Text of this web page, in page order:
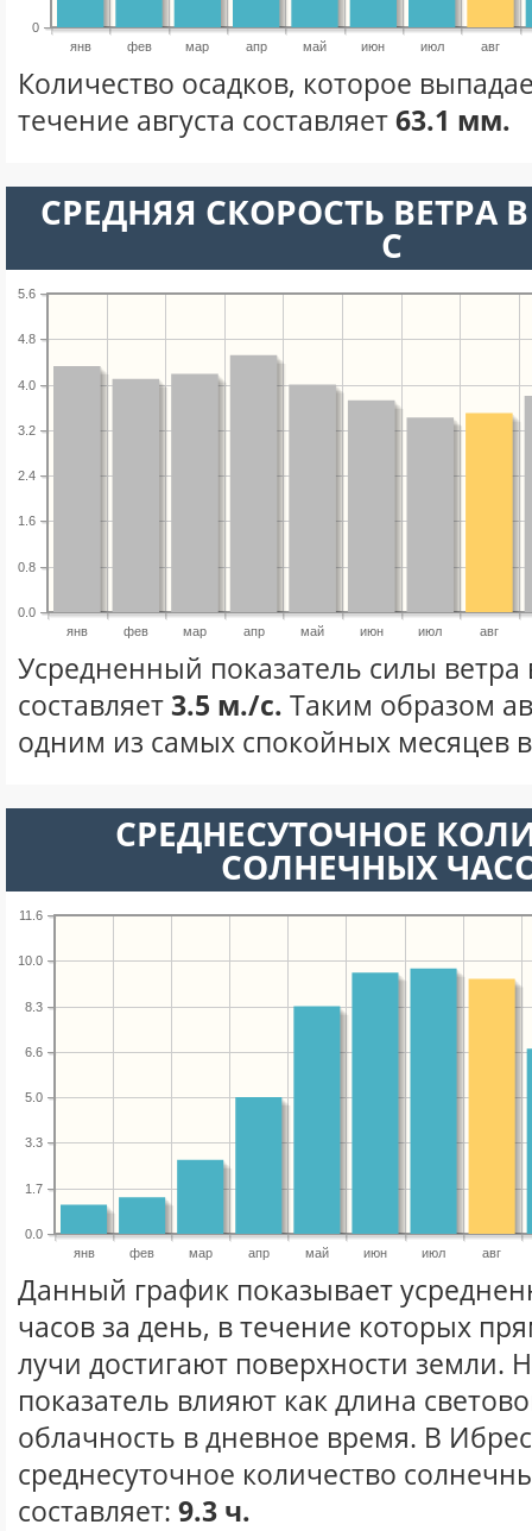
янв фев мар апр май июн июл авг
0
Количество осадков, которое
течение августа составляет63.1 мм.
СРЕДНЯЯ СКОРОСТЬ ВЕТРА
С
янв фев мар апр май июн июл авг
0.0
0.8
1.6
2.4
3.2
4.0
4.8
5.6
Усредненный показатель силы ветра
составляет3.5 м./с. Таким образом
одним из самых спокойных месяцев
СРЕДНЕСУТОЧНОЕ
СОЛНЕЧНЫХ
янв фев мар апр май июн июл авг
0.0
1.7
3.3
5.0
6.6
8.3
10.0
11.6
Данный график показывает
часов за день, в течение которых
лучи достигают поверхности земли.
показатель влияют как длина
облачность в дневное время. В
среднесуточное количество
составляет: 9.3 ч.